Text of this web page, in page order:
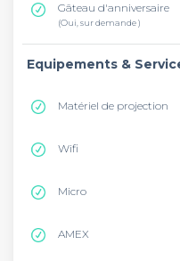
Gâteau d'anniversaire
(Oui, sur demande )
Equipements &
Matériel de projection
Wifi
Micro
AMEX